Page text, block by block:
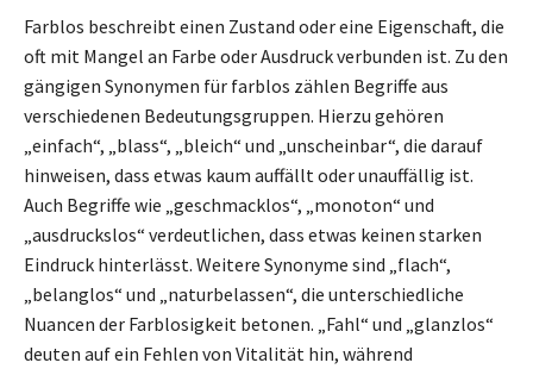
Farblos beschreibt einen Zustand oder eine Eigenschaft, die
oft mit Mangel an Farbe oder Ausdruck verbunden ist. Zu den
gängigen Synonymen für farblos zählen Begriffe aus
verschiedenen Bedeutungsgruppen. Hierzu gehören
„einfach“, „blass“, „bleich“ und „unscheinbar“, die darauf
hinweisen, dass etwas kaum auffällt oder unauffällig ist.
Auch Begriffe wie „geschmacklos“, „monoton“ und
„ausdruckslos“ verdeutlichen, dass etwas keinen starken
Eindruck hinterlässt. Weitere Synonyme sind „flach“,
„belanglos“ und „naturbelassen“, die unterschiedliche
Nuancen der Farblosigkeit betonen. „Fahl“ und „glanzlos“
deuten auf ein Fehlen von Vitalität hin, während